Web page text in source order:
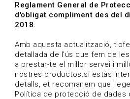
Estigues
Convocatòries, activitats i
cultura.
Reglament General de
d'obligat compliment des del
2018.
Amb aquesta actualització,
detallada de l'ús que fem de
a prestar-te el millor servei i
nostres productos.si estàs
detalls, et recomanem que
Política de protecció de dades